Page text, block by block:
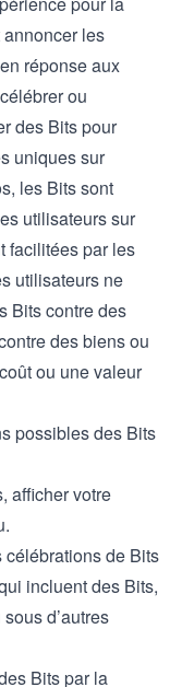
les
réponse aux
ou
des Bits pour
uniques sur
les Bits sont
utilisateurs sur
facilitées par les
utilisateurs ne
Bits contre des
des biens ou
ou une valeur
possibles des Bits
afficher votre
de Bits
incluent des Bits,
d’autres
Bits par la